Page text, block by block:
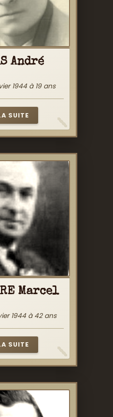
André
1944 à 19 ans
SUITE
Marcel
1944 à 42 ans
SUITE